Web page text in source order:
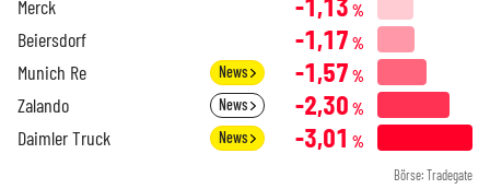
Merck %
Beiersdorf -1,17 %
Munich Re News -1,57 %
Zalando News -2,30 %
Daimler Truck News -3,01 %
Börse: Tradegate